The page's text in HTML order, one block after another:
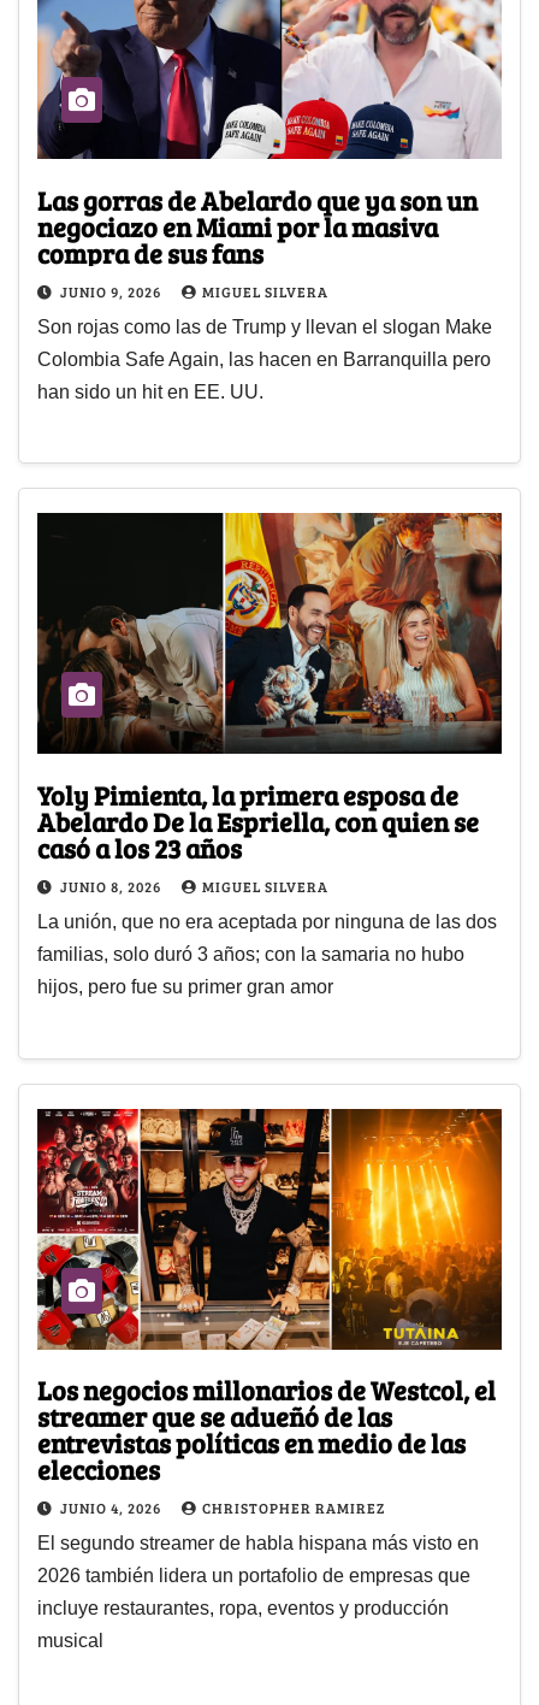
Las gorras de Abelardo que ya son un
negociazo en Miami por la masiva
compra de sus fans
JUNIO 9, 2026 MIGUEL SILVERA
Son rojas como las de Trump y llevan el slogan Make
Colombia Safe Again, las hacen en Barranquilla pero
han sido un hit en EE. UU.
Yoly Pimienta, la primera esposa de
Abelardo De la Espriella, con quien se
casó a los 23 años
JUNIO 8, 2026 MIGUEL SILVERA
La unión, que no era aceptada por ninguna de las dos
familias, solo duró 3 años; con la samaria no hubo
hijos, pero fue su primer gran amor
Los negocios millonarios de Westcol, el
streamer que se adueñó de las
entrevistas políticas en medio de las
elecciones
JUNIO 4, 2026 CHRISTOPHER RAMIREZ
El segundo streamer de habla hispana más visto en
2026 también lidera un portafolio de empresas que
incluye restaurantes, ropa, eventos y producción
musical